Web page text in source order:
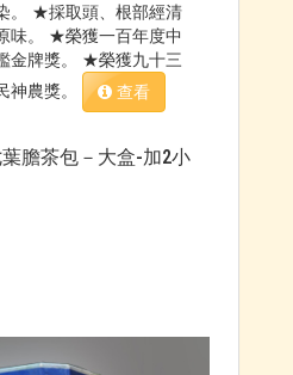
。 ★採取頭、根部經清
味。 ★榮獲一百年度中
金牌獎。 ★榮獲九十三
神農獎。
查看
膽茶包－大盒-加2小